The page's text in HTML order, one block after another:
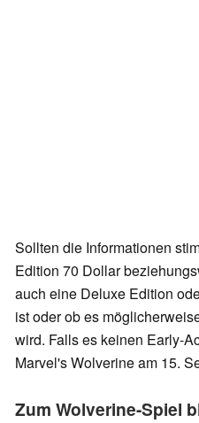
Sollten die Informationen
Edition 70 Dollar
auch eine Deluxe Edition
ist oder ob es
wird. Falls es keinen Early-
Marvel's Wolverine am 15.
Zum Wolverine-Spiel